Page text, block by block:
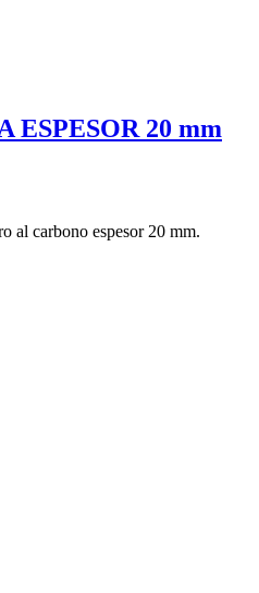
ESPESOR 20 mm
al carbono espesor 20 mm.